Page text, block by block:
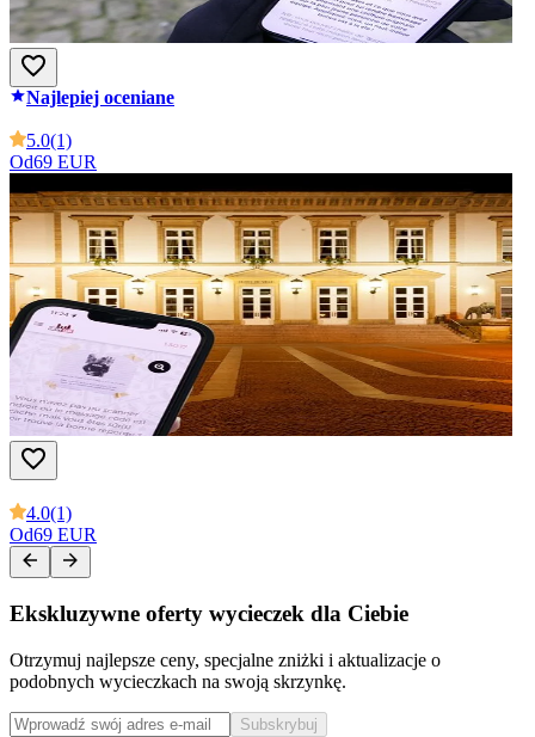
Najlepiej oceniane
5.0(1)
Od69 EUR
4.0(1)
Od69 EUR
Ekskluzywne oferty wycieczek dla Ciebie
Otrzymuj najlepsze ceny, specjalne zniżki i aktualizacje o
podobnych wycieczkach na swoją skrzynkę.
Subskrybuj